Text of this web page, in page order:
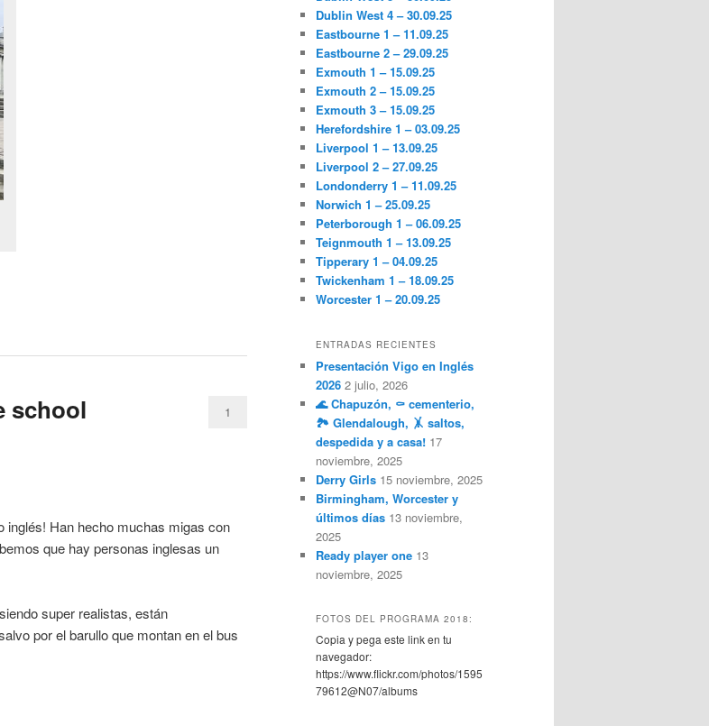
school 1
inglés! Han hecho muchas migas con
que hay personas inglesas un
super realistas, están
por el barullo que montan en el bus
Dublin West 4 – 30.09.25
Eastbourne 1 – 11.09.25
Eastbourne 2 – 29.09.25
Exmouth 1 – 15.09.25
Exmouth 2 – 15.09.25
Exmouth 3 – 15.09.25
Herefordshire 1 – 03.09.25
Liverpool 1 – 13.09.25
Liverpool 2 – 27.09.25
Londonderry 1 – 11.09.25
Norwich 1 – 25.09.25
Peterborough 1 – 06.09.25
Teignmouth 1 – 13.09.25
Tipperary 1 – 04.09.25
Twickenham 1 – 18.09.25
Worcester 1 – 20.09.25
ENTRADAS RECIENTES
Presentación Vigo en Inglés
2026 2 julio, 2026
🌊 Chapuzón, ⚰️ cementerio,
🏞️ Glendalough, 🤸 saltos,
despedida y a casa! 17
noviembre, 2025
Derry Girls 15 noviembre, 2025
Birmingham, Worcester y
últimos días 13 noviembre,
2025
Ready player one 13
noviembre, 2025
FOTOS DEL PROGRAMA 2018:
Copia y pega este link en tu
navegador:
https://www.flickr.com/photos/1595
79612@N07/albums